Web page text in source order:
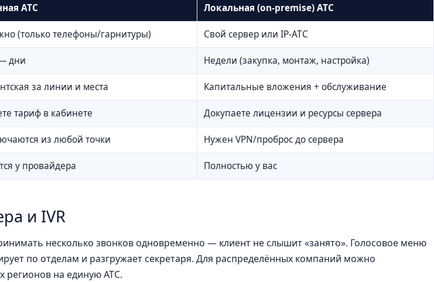
АТС Локальная (on-premise) АТС
(только телефоны/гарнитуры) Свой сервер или IP-АТС
дни Недели (закупка, монтаж, настройка)
за линии и места Капитальные вложения + обслуживание
тариф в кабинете Докупаете лицензии и ресурсы сервера
из любой точки Нужен VPN/проброс до сервера
у провайдера Полностью у вас
и IVR
несколько звонков одновременно — клиент не слышит «занято». Голосовое меню
по отделам и разгружает секретаря. Для распределённых компаний можно
регионов на единую АТС.